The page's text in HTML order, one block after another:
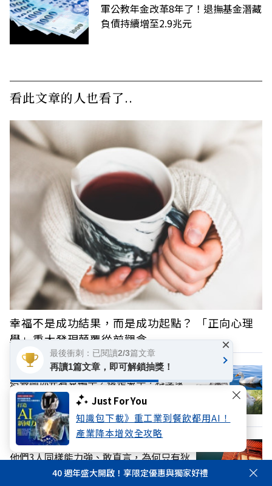
Just For You
知識包下載》重工業到餐飲都用AI！
產業降本增效全攻略
軍公教年金改革8年了！退撫基金潛藏
負債持續增至2.9兆元
看此文章的人也看了..
幸福不是成功結果，而是成功起點？ 「正向心理
學」重大發現顛覆從前觀念
這張圖你先看見鴨子，還是兔子？科學家
揭示「第一印象」如何困住我們的大腦
他們3人同樣能力強、敢直言，為何只有狄
仁傑被信任？「這差異」決定職場命運
40 週年盛大開啟！享限定優惠與獨家好禮
最後衝刺：已閱讀2/3篇文章
再讀1篇文章，即可解鎖抽獎！
×